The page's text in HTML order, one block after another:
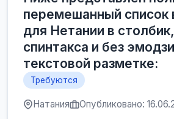
перемешанный список
для Нетании в
спинтакса и без
текстовой разметке:
Требуются
Натания Опубликовано: